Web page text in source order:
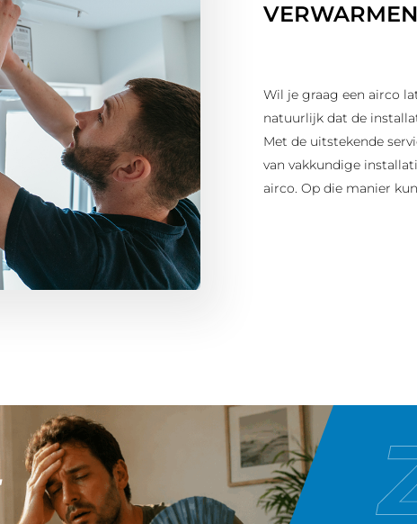
Wil je graag een airco
natuurlijk dat de
Met de uitstekende
van vakkundige
airco. Op die manier